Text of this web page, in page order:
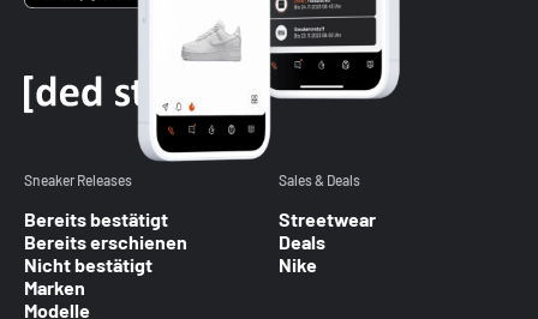
Sneaker Releases
Bereits bestätigt
Bereits erschienen
Nicht bestätigt
Marken
Modelle
Sales & Deals
Streetwear
Deals
Nike